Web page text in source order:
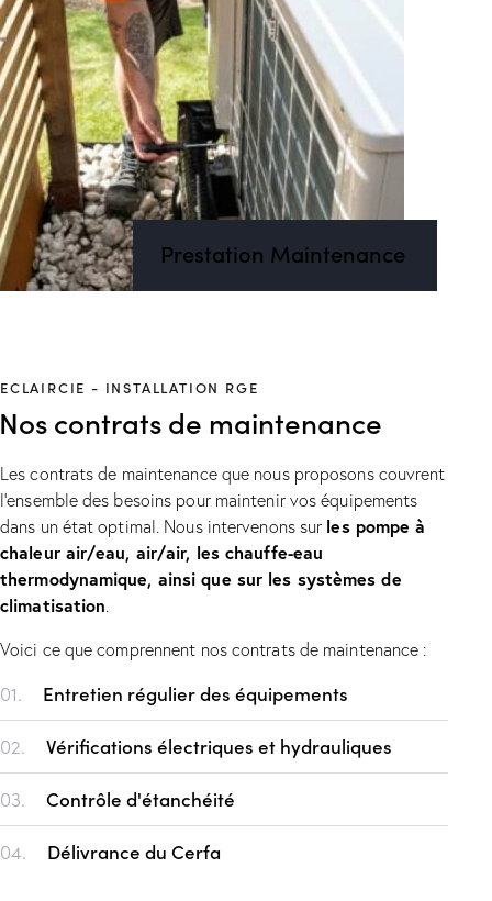
Prestation Maintenance
ECLAIRCIE - INSTALLATION RGE
Nos contrats de maintenance
Les contrats de maintenance que nous proposons couvrent
l’ensemble des besoins pour maintenir vos équipements
dans un état optimal. Nous intervenons sur les pompe à
chaleur air/eau, air/air, les chauffe-eau
thermodynamique, ainsi que sur les systèmes de
climatisation.
Voici ce que comprennent nos contrats de maintenance :
01.
Entretien régulier des équipements
02.
Vérifications électriques et hydrauliques
03.
Contrôle d'étanchéité
04.
Délivrance du Cerfa